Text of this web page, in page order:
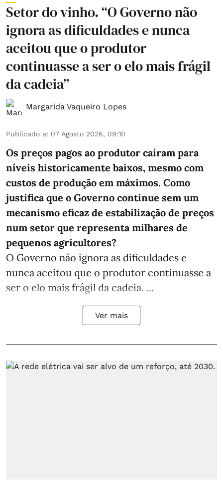
Setor do vinho. “O Governo não
ignora as dificuldades e nunca
aceitou que o produtor
continuasse a ser o elo mais frágil
da cadeia”
Margarida Vaqueiro Lopes
Publicado a: 07 Agosto 2026, 09:10
Os preços pagos ao produtor caíram para
níveis historicamente baixos, mesmo com
custos de produção em máximos. Como
justifica que o Governo continue sem um
mecanismo eficaz de estabilização de preços
num setor que representa milhares de
pequenos agricultores?
O Governo não ignora as dificuldades e
nunca aceitou que o produtor continuasse a
ser o elo mais frágil da cadeia. ...
Ver mais